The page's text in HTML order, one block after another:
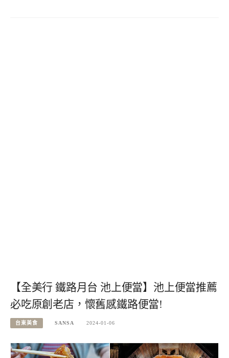
【全美行 鐵路月台 池上便當】池上便當推薦
必吃原創老店，懷舊感鐵路便當!
台東美食 SANSA 2024-01-06